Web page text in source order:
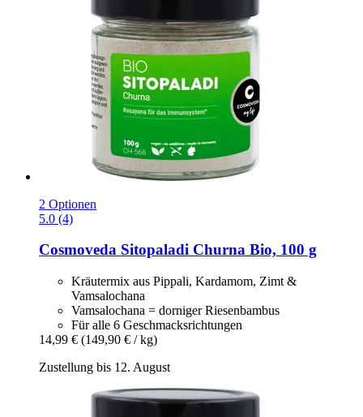
2 Optionen
5.0 (4)
Cosmoveda Sitopaladi Churna Bio, 100 g
Kräutermix aus Pippali, Kardamom, Zimt &
Vamsalochana
Vamsalochana = dorniger Riesenbambus
Für alle 6 Geschmacksrichtungen
14,99 € (149,90 € / kg)
Zustellung bis 12. August